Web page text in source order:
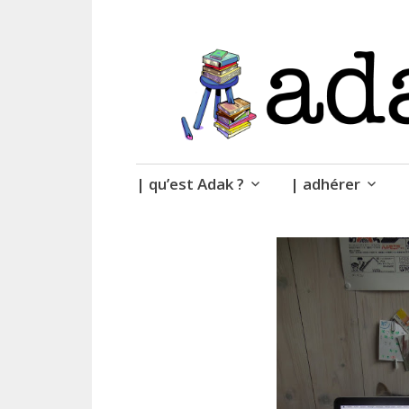
adak
| des livres.
Accéder
au
| qu’est Adak ? | adhérer